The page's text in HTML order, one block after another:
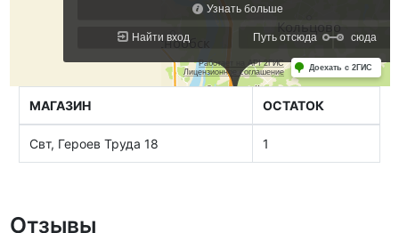
МАГАЗИН ОСТАТОК
Свт, Героев Труда 18 1
Отзывы